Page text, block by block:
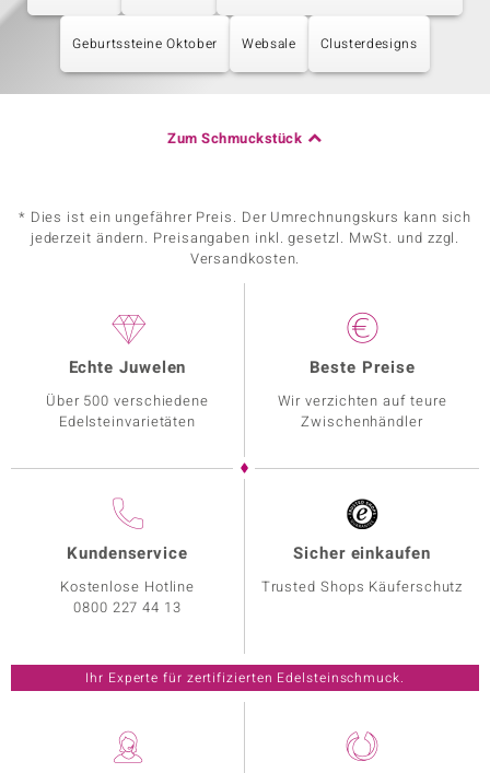
Geburtssteine Oktober Websale Clusterdesigns
Zum Schmuckstück
* Dies ist ein ungefährer Preis. Der Umrechnungskurs kann sich
jederzeit ändern. Preisangaben inkl. gesetzl. MwSt. und zzgl.
Versandkosten.
Echte Juwelen
Über 500 verschiedene
Edelsteinvarietäten
Beste Preise
Wir verzichten auf teure
Zwischenhändler
Kundenservice
Kostenlose Hotline
0800 227 44 13
Sicher einkaufen
Trusted Shops Käuferschutz
Ihr Experte für zertifizierten Edelsteinschmuck.